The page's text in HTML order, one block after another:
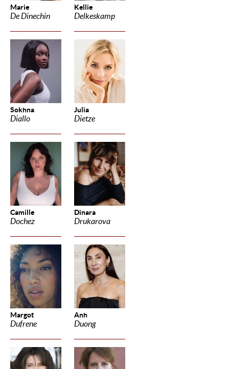
Marie
De Dinechin
Kellie
Delkeskamp
Sokhna
Diallo
Julia
Dietze
Camille
Dochez
Dinara
Drukarova
Margot
Dufrene
Anh
Duong